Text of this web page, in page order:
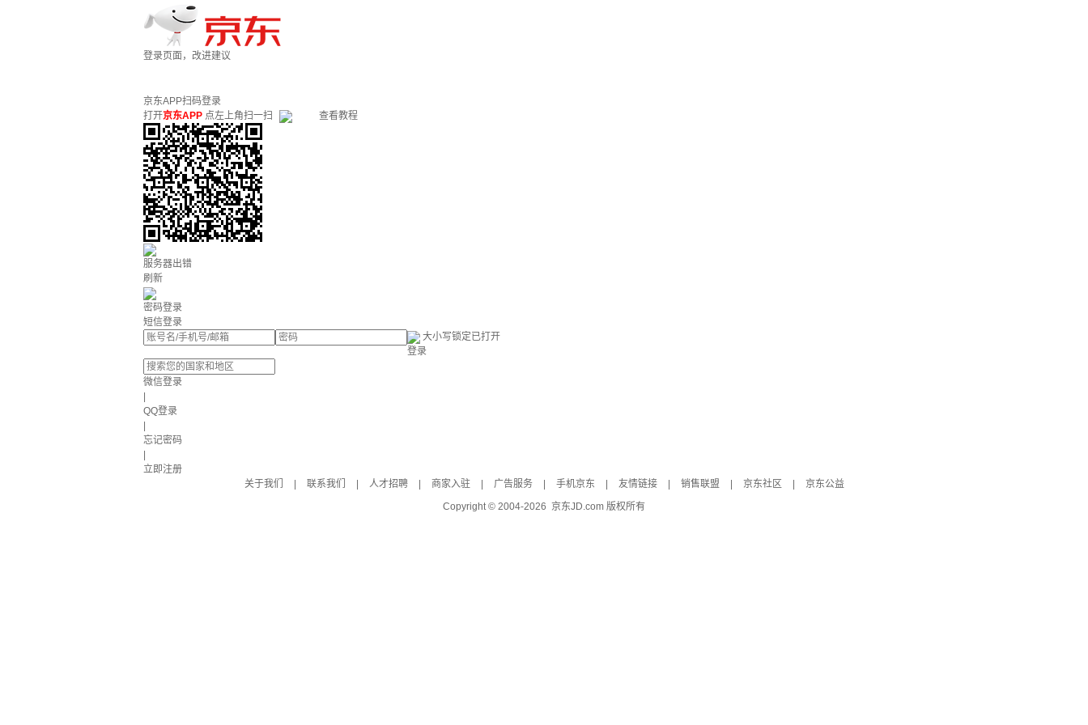
登录页面，改进建议
京东APP扫码登录
打开京东APP 点左上角扫一扫 查看教程
服务器出错
刷新
密码登录
短信登录
大小写锁定已打开
登录
微信登录
QQ登录
忘记密码
立即注册
关于我们
联系我们 人才招聘 商家入驻 广告服务 手机京东 友情链接 销售联盟 京东社区
京东公益
Copyright © 2004-2026 京东JD.com 版权所有